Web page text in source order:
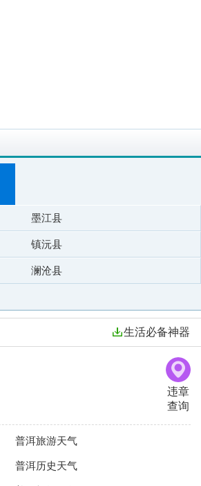
墨江县
镇沅县
澜沧县
生活必备神器
违章
查询
普洱旅游天气
普洱历史天气